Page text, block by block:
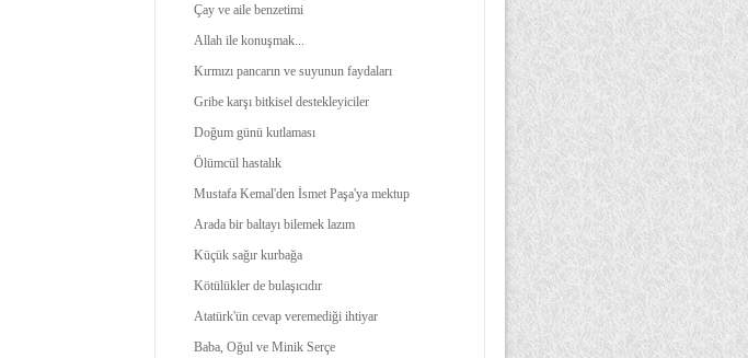
Çay ve aile benzetimi
Allah ile konuşmak...
Kırmızı pancarın ve suyunun faydaları
Gribe karşı bitkisel destekleyiciler
Doğum günü kutlaması
Ölümcül hastalık
Mustafa Kemal'den İsmet Paşa'ya mektup
Arada bir baltayı bilemek lazım
Küçük sağır kurbağa
Kötülükler de bulaşıcıdır
Atatürk'ün cevap veremediği ihtiyar
Baba, Oğul ve Minik Serçe